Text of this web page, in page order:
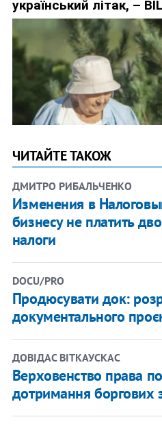
ЧИТАЙТЕ ТАКОЖ
ДМИТРО РИБАЛЬЧЕНКО
Изменения в
бизнесу не платить
налоги
DOCU/PRO
Продюсувати док:
документального
ДОВІДАС ВІТКАУСКАС
Верховенство права
дотримання боргових